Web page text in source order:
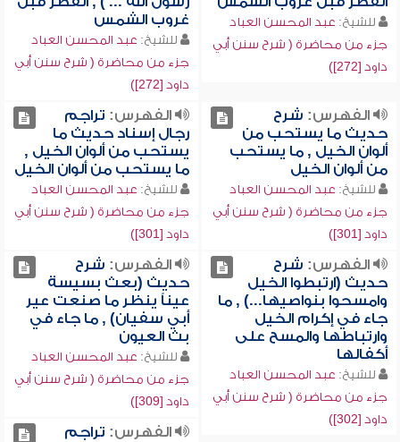
للشيخ: عبد المحسن العباد
جزء من محاضرة ( شرح سنن أبي
داود [272])
غروب الشمس
للشيخ: عبد المحسن العباد
جزء من محاضرة ( شرح سنن أبي
داود [272])
الفهرس: شرح
حديث ما يستحب من
ألوان الخيل , ما يستحب
من ألوان الخيل
للشيخ: عبد المحسن العباد
جزء من محاضرة ( شرح سنن أبي
داود [301])
الفهرس: تراجم
رجال إسناد حديث ما
يستحب من ألوان الخيل ,
ما يستحب من ألوان الخيل
للشيخ: عبد المحسن العباد
جزء من محاضرة ( شرح سنن أبي
داود [301])
الفهرس: شرح
حديث (ارتبطوا الخيل
وامسحوا بنواصيها...) , ما
جاء في إكرام الخيل
وارتباطها والمسح على
أكفالها
للشيخ: عبد المحسن العباد
جزء من محاضرة ( شرح سنن أبي
داود [302])
الفهرس: شرح
حديث (بعث بسيسة
عيناً ينظر ما صنعت عير
أبي سفيان) , ما جاء في
بث العيون
للشيخ: عبد المحسن العباد
جزء من محاضرة ( شرح سنن أبي
داود [309])
الفهرس: تراجم